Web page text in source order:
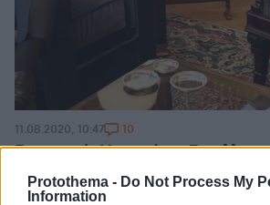
Protothema - Do Not Process My
Information
Επικοινωνία Μητσοτάκη -
Σήμερα ο πρωθυπουργός
11.08.2020, 10:47 10